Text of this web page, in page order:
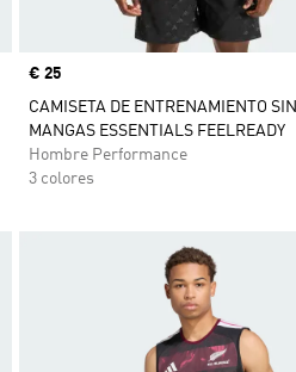
Precio
€ 25
CAMISETA DE ENTRENAMIENTO SIN
MANGAS ESSENTIALS FEELREADY
Hombre Performance
3 colores
Añadir a la lista de deseos